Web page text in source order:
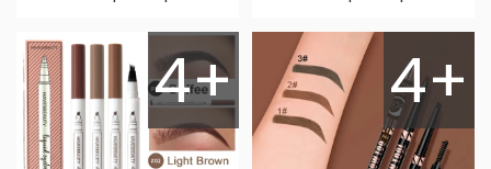
4+ 4+